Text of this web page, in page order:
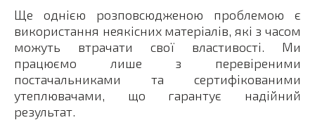
Ще однією розповсюдженою проблемою є
використання неякісних матеріалів, які з часом
можуть втрачати свої властивості. Ми
працюємо лише з перевіреними
постачальниками та сертифікованими
утеплювачами, що гарантує надійний
результат.